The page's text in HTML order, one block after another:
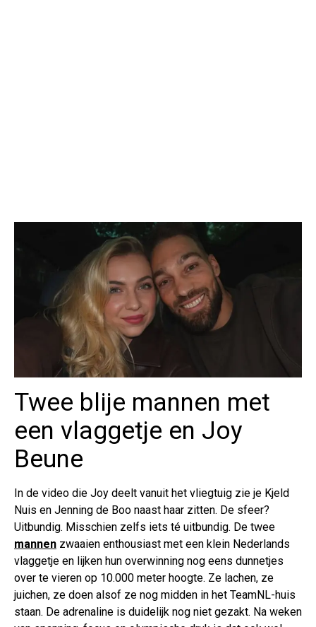
Twee blije mannen met
een vlaggetje en Joy
Beune
In de video die Joy deelt vanuit het vliegtuig zie je Kjeld
Nuis en Jenning de Boo naast haar zitten. De sfeer?
Uitbundig. Misschien zelfs iets té uitbundig. De twee
mannen zwaaien enthousiast met een klein Nederlands
vlaggetje en lijken hun overwinning nog eens dunnetjes
over te vieren op 10.000 meter hoogte. Ze lachen, ze
juichen, ze doen alsof ze nog midden in het TeamNL-huis
staan. De adrenaline is duidelijk nog niet gezakt. Na weken